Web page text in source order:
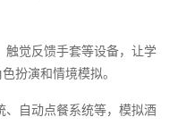
触觉反馈手套等设备，让学
扮演和情境模拟。
、自动点餐系统等，模拟酒